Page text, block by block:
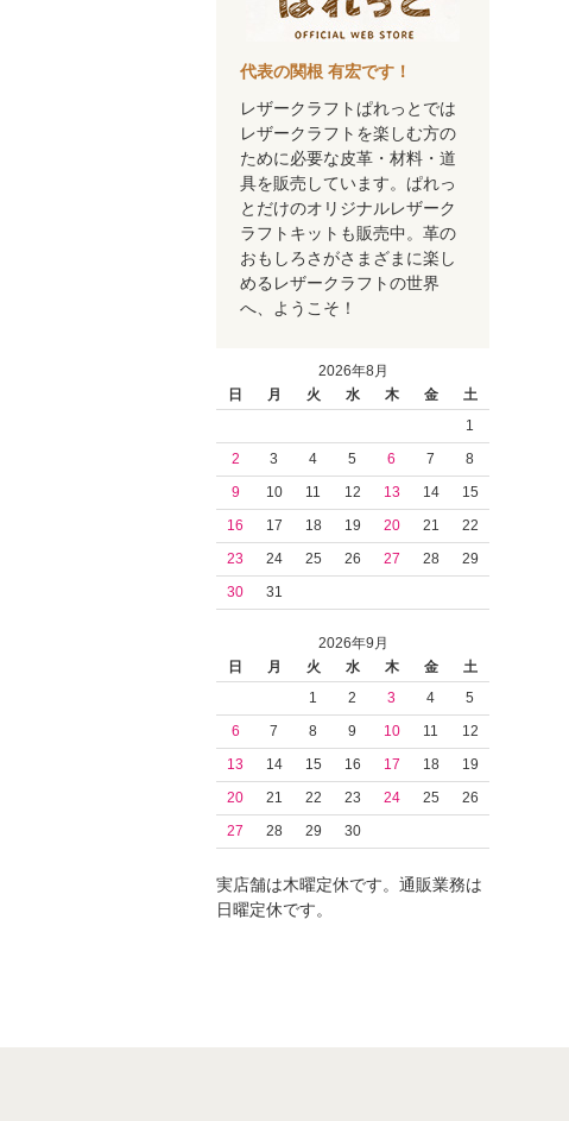
代表の関根 有宏です！
レザークラフトぱれっとでは
レザークラフトを楽しむ方の
ために必要な皮革・材料・道
具を販売しています。ぱれっ
とだけのオリジナルレザーク
ラフトキットも販売中。革の
おもしろさがさまざまに楽し
めるレザークラフトの世界
へ、ようこそ！
2026年8月
日
月 火 水 木 金
土
1
2
3 4 5 6 7
8
9
10 11 12 13 14
15
16
17 18 19 20 21
22
23
24 25 26 27 28
29
30
31
2026年9月
日
月 火 水 木 金
土
1
2 3 4
5
6
7 8 9 10 11
12
13
14 15 16 17 18
19
20
21 22 23 24 25
26
27
28 29 30
実店舗は木曜定休です。通販業務は
日曜定休です。